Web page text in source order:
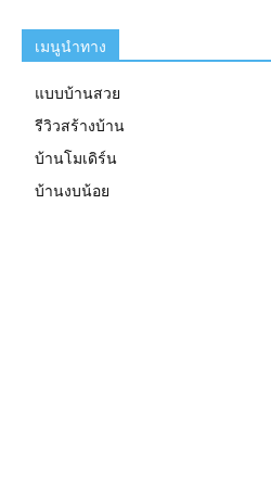
เมนูนำทาง
แบบบ้านสวย
รีวิวสร้างบ้าน
บ้านโมเดิร์น
บ้านงบน้อย